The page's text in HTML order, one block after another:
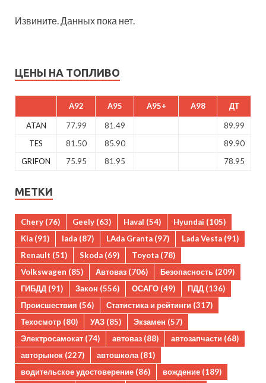
Извините. Данных пока нет.
ЦЕНЫ НА ТОПЛИВО
A92 A95 A95+ A98 ДТ
ATAN 77.99 81.49
89.99
TES
81.50 85.90
89.90
GRIFON
75.95 81.95 78.95
МЕТКИ
Chery (76) Geely (63) Haval (54) Hyundai (105)
Kia (91) lada (87) LAda Granta (97) Lada Vesta (91)
Renault (51) Skoda (69) Toyota (78)
Volkswagen (85) Автоваз (706) Безопасность (209)
ГИБДД (91) Закон (556) ОСАГО (49) ПДД (136)
Происшествия (56) Статистика и рейтинги (317)
Техосмотр (80) УАЗ (85) Экзамен (57)
Электросамокат (74) автоваз (88) автозапчасти (68)
авторынок (227) автошкола(81)
водительское удостоверение (86) вождение (189)